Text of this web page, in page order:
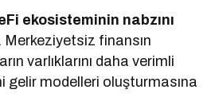
ekosisteminin nabzını
Merkeziyetsiz finansın
varlıklarını daha verimli
gelir modelleri oluşturmasına